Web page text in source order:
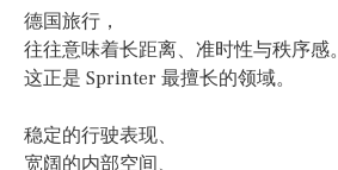
德国旅行，
往往意味着长距离、准时性与秩序感。
这正是 Sprinter 最擅长的领域。
稳定的行驶表现、
宽阔的内部空间、